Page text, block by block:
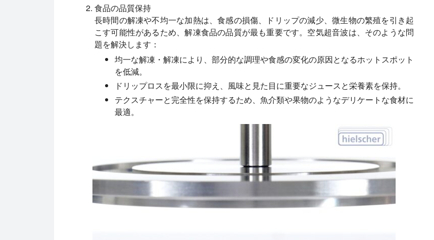
食品の品質保持
長時間の解凍や不均一な加熱は、食感の損傷、ドリップの減少、微生物の繁殖を引き起
こす可能性があるため、解凍食品の品質が最も重要です。空気超音波は、そのような問
題を解決します：
均一な解凍・解凍により、部分的な調理や食感の変化の原因となるホットスポット
を低減。
ドリップロスを最小限に抑え、風味と見た目に重要なジュースと栄養素を保持。
テクスチャーと完全性を保持するため、魚介類や果物のようなデリケートな食材に
最適。